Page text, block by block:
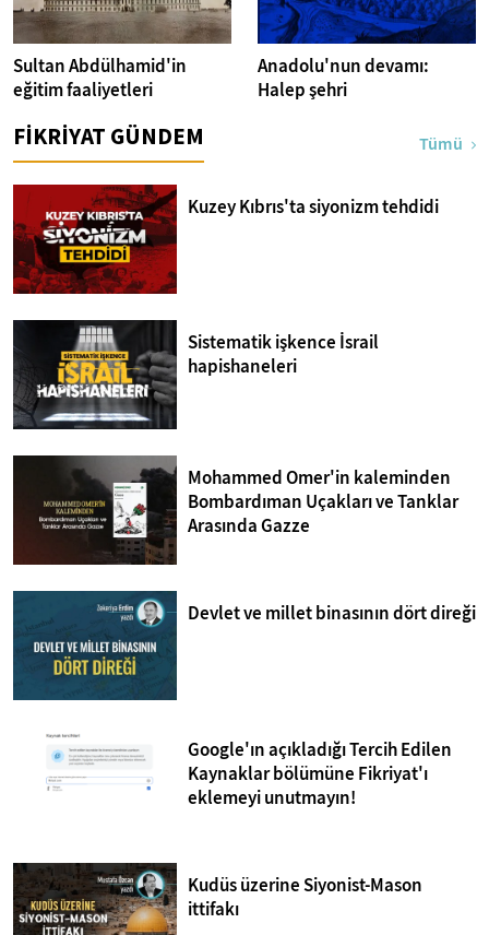
Sultan Abdülhamid'in
eğitim faaliyetleri
Anadolu'nun devamı:
Halep şehri
FİKRİYAT GÜNDEM Tümü
Kuzey Kıbrıs'ta siyonizm tehdidi
Sistematik işkence İsrail
hapishaneleri
Mohammed Omer'in kaleminden
Bombardıman Uçakları ve Tanklar
Arasında Gazze
Devlet ve millet binasının dört direği
Google'ın açıkladığı Tercih Edilen
Kaynaklar bölümüne Fikriyat'ı
eklemeyi unutmayın!
Kudüs üzerine Siyonist-Mason
ittifakı